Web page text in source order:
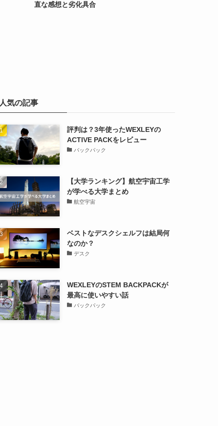
直な感想と劣化具合
人気の記事
評判は？3年使ったWEXLEYの
ACTIVE PACKをレビュー
バックパック
【大学ランキング】航空宇宙工学
が学べる大学まとめ
航空宇宙
ベストなデスクシェルフは結局何
なのか？
デスク
WEXLEYのSTEM BACKPACKが
最高に使いやすい話
バックパック